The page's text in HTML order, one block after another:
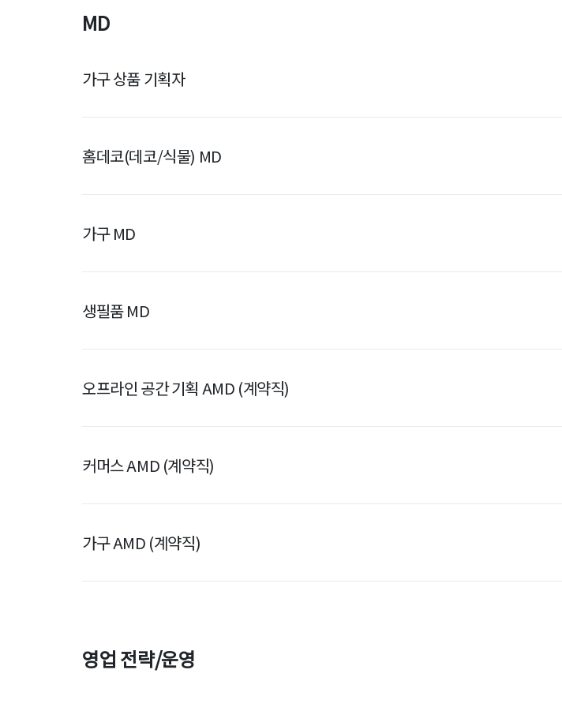
MD
가구 상품 기획자
홈데코(데코/식물) MD
가구 MD
생필품 MD
오프라인 공간 기획 AMD (계약직)
커머스 AMD (계약직)
가구 AMD (계약직)
영업 전략/운영